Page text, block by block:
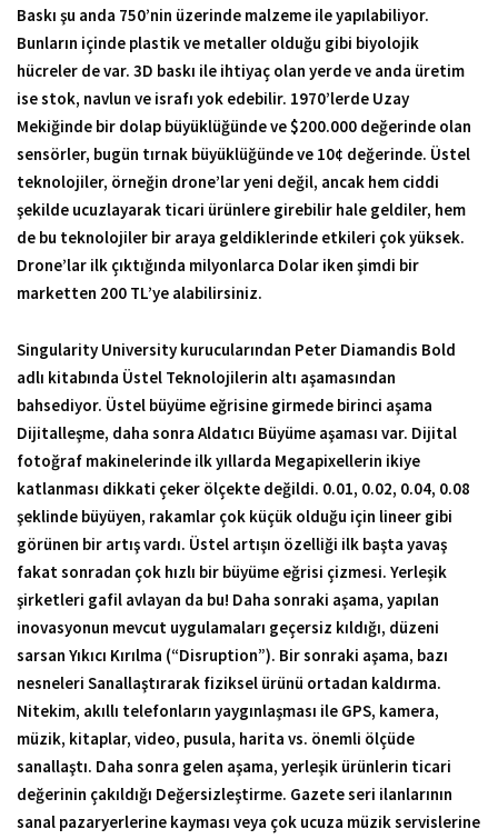
Baskı şu anda 750’nin üzerinde malzeme ile yapılabiliyor.
Bunların içinde plastik ve metaller olduğu gibi biyolojik
hücreler de var. 3D baskı ile ihtiyaç olan yerde ve anda üretim
ise stok, navlun ve israfı yok edebilir. 1970’lerde Uzay
Mekiğinde bir dolap büyüklüğünde ve $200.000 değerinde olan
sensörler, bugün tırnak büyüklüğünde ve 10¢ değerinde. Üstel
teknolojiler, örneğin drone’lar yeni değil, ancak hem ciddi
şekilde ucuzlayarak ticari ürünlere girebilir hale geldiler, hem
de bu teknolojiler bir araya geldiklerinde etkileri çok yüksek.
Drone’lar ilk çıktığında milyonlarca Dolar iken şimdi bir
marketten 200 TL’ye alabilirsiniz.
Singularity University kurucularından Peter Diamandis Bold
adlı kitabında Üstel Teknolojilerin altı aşamasından
bahsediyor. Üstel büyüme eğrisine girmede birinci aşama
Dijitalleşme, daha sonra Aldatıcı Büyüme aşaması var. Dijital
fotoğraf makinelerinde ilk yıllarda Megapixellerin ikiye
katlanması dikkati çeker ölçekte değildi. 0.01, 0.02, 0.04, 0.08
şeklinde büyüyen, rakamlar çok küçük olduğu için lineer gibi
görünen bir artış vardı. Üstel artışın özelliği ilk başta yavaş
fakat sonradan çok hızlı bir büyüme eğrisi çizmesi. Yerleşik
şirketleri gafil avlayan da bu! Daha sonraki aşama, yapılan
inovasyonun mevcut uygulamaları geçersiz kıldığı, düzeni
sarsan Yıkıcı Kırılma (“Disruption”). Bir sonraki aşama, bazı
nesneleri Sanallaştırarak fiziksel ürünü ortadan kaldırma.
Nitekim, akıllı telefonların yaygınlaşması ile GPS, kamera,
müzik, kitaplar, video, pusula, harita vs. önemli ölçüde
sanallaştı. Daha sonra gelen aşama, yerleşik ürünlerin ticari
değerinin çakıldığı Değersizleştirme. Gazete seri ilanlarının
sanal pazaryerlerine kayması veya çok ucuza müzik servislerine